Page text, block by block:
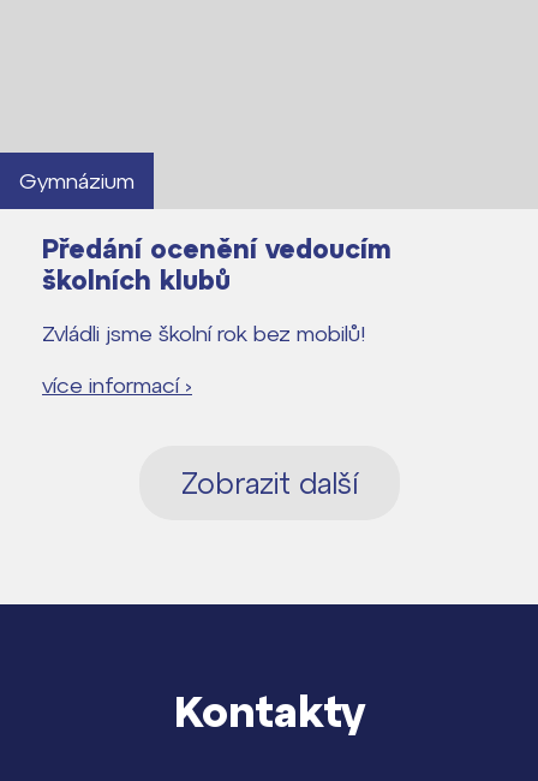
Gymnázium
Předání ocenění vedoucím
školních klubů
Zvládli jsme školní rok bez mobilů!
více informací ›
Zobrazit další
Kontakty